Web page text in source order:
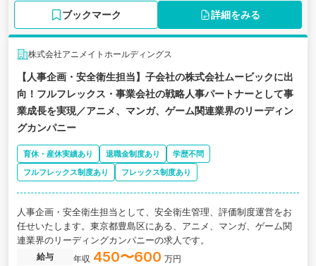
ブックマーク 詳細をみる
株式会社アニメイトホールディングス
【人事企画・安全衛生担当】子会社の株式会社ムービックに出
向！フルフレックス・事業会社の戦略人事パートナーとして事
業成長を実現／アニメ、マンガ、ゲーム関連業界のリーディン
グカンパニー
育休・産休実績あり 退職金制度あり
学歴不問
フルフレックス制度あり
フレックス制度あり
人事企画・安全衛生担当として、安全衛生管理、評価制度運営をお
任せいたします。東京都豊島区にある、アニメ、マンガ、ゲーム関
連業界のリーディングカンパニーの求人です。
給与 年収 450〜600 万円